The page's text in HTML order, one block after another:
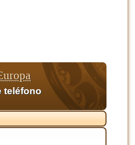
teléfono